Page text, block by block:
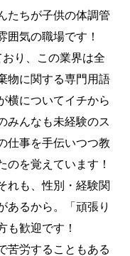
たちが子供の体調管
囲気の職場です！
り、この業界は全
物に関する専門用語
横についてイチから
みんなも未経験のス
仕事を手伝いつつ教
のを覚えています！
れも、性別・経験関
あるから。「頑張り
も歓迎です！
苦労することもある